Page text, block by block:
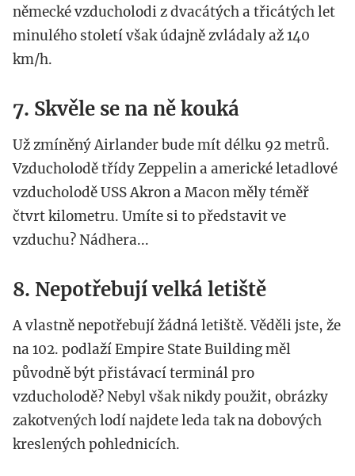
německé vzducholodi z dvacátých a třicátých let
minulého století však údajně zvládaly až 140
km/h.
7. Skvěle se na ně kouká
Už zmíněný Airlander bude mít délku 92 metrů.
Vzducholodě třídy Zeppelin a americké letadlové
vzducholodě USS Akron a Macon měly téměř
čtvrt kilometru. Umíte si to představit ve
vzduchu? Nádhera...
8. Nepotřebují velká letiště
A vlastně nepotřebují žádná letiště. Věděli jste, že
na 102. podlaží Empire State Building měl
původně být přistávací terminál pro
vzducholodě? Nebyl však nikdy použit, obrázky
zakotvených lodí najdete leda tak na dobových
kreslených pohlednicích.